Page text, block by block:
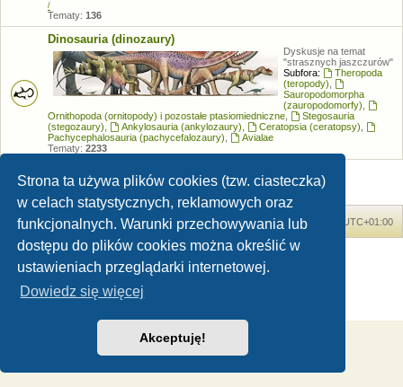
Strona ta używa plików cookies (tzw. ciasteczka)
w celach statystycznych, reklamowych oraz
funkcjonalnych. Warunki przechowywania lub
dostępu do plików cookies można określić w
ustawieniach przeglądarki internetowej.
Dowiedz się więcej
Akceptuję!
/
Tematy: 136
Dinosauria (dinozaury)
Dyskusje na temat
"strasznych jaszczurów"
Subfora:
Theropoda
(teropody)
Sauropodomorpha
(zauropodomorfy)
Ornithopoda (ornitopody) i pozostałe ptasiomiedniczne
Stegosauria
(stegozaury)
Ankylosauria (ankylozaury) Ceratopsia (ceratopsy)
Pachycephalosauria (pachycefalozaury)
Avialae
Tematy: 2233
Forum Dinozaury.com Strona główna Strefa czasowa UTC+01:00
Technologię dostarczaphpBB® Forum Software © phpBB Limited
Polski pakiet językowy dostarcza
Zasady ochrony danych osobowych